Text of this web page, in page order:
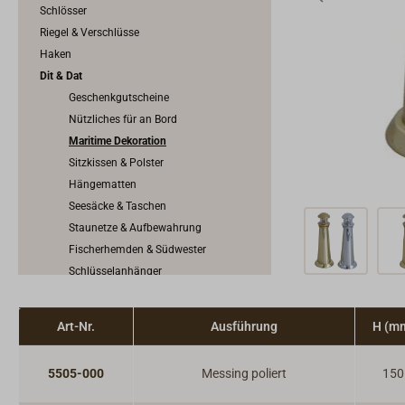
Schlösser
Riegel & Verschlüsse
Haken
Dit & Dat
Geschenkgutscheine
Nützliches für an Bord
Maritime Dekoration
Sitzkissen & Polster
Hängematten
Seesäcke & Taschen
Staunetze & Aufbewahrung
Fischerhemden & Südwester
Schlüsselanhänger
Art-Nr. Ausführung H
5505-000 Messing poliert 150